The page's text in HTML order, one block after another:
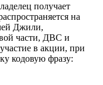
получает
на
Джили,
части, ДВС и
в акции, при
кодовую фразу: